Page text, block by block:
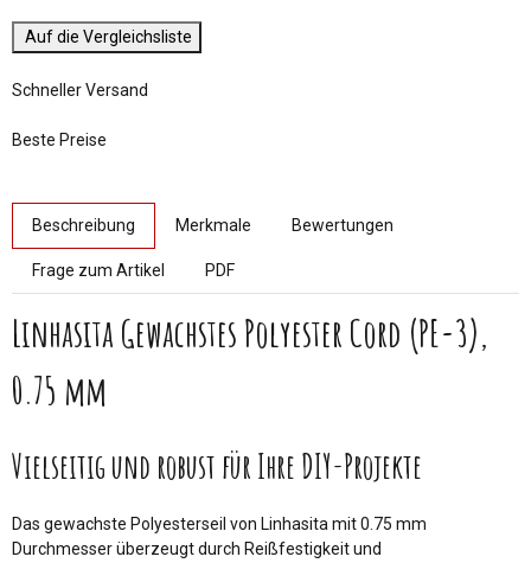
Auf die Vergleichsliste
Schneller Versand
Beste Preise
Beschreibung Merkmale Bewertungen
Frage zum Artikel PDF
Linhasita Gewachstes Polyester Cord (PE-3),
0.75 mm
Vielseitig und robust für Ihre DIY-Projekte
Das gewachste Polyesterseil von Linhasita mit 0.75 mm
Durchmesser überzeugt durch Reißfestigkeit und